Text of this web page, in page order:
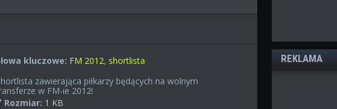
kluczowe: FM 2012, shortlista
zawierająca piłkarzy będących na wolnym
w FM-ie 2012!
Rozmiar: 1 KB
REKLAMA